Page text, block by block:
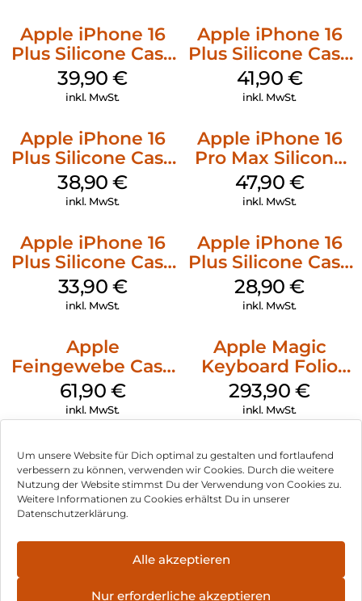
Um unsere Website für Dich optimal zu gestalten und fortlaufend
verbessern zu können, verwenden wir Cookies. Durch die weitere
Nutzung der Website stimmst Du der Verwendung von Cookies zu.
Weitere Informationen zu Cookies erhältst Du in unserer
Datenschutzerklärung.
Alle akzeptieren
Nur erforderliche akzeptieren
Apple iPhone 16
Plus Silicone Case
MagSafe Plum
39,90€
inkl. MwSt.
Apple iPhone 16
Plus Silicone Case
MagSafe Stone
Gray
41,90 €
inkl. MwSt.
Apple iPhone 16
Plus Silicone Case
MagSafe Denim
38,90€
inkl. MwSt.
Apple iPhone 16
Pro Max Silicone
Case MagSafe
Black
47,90 €
inkl. MwSt.
Apple iPhone 16
Plus Silicone Case
MagSafe Lake
Green
33,90 €
inkl. MwSt.
Apple iPhone 16
Plus Silicone Case
MagSafe Black
28,90€
inkl. MwSt.
Apple
Feingewebe Case
iPhone 15 Pro
MagSafe Schwarz
61,90 €
inkl. MwSt.
Apple Magic
Keyboard Folio
iPad 10.9″ (10.Gen.)
Weiß
293,90€
inkl. MwSt.
Impressum